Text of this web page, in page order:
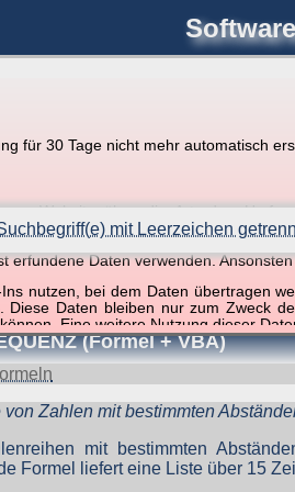
für 30 Tage nicht mehr automatisch
Website über die Art, den
Dabei geht es ausschließlich um die
so dass verschiedene
erfundene Daten verwenden.
nutzen, bei dem Daten übertragen
Diese Daten bleiben nur zum Zweck
Eine weitere Nutzung dieser
ernst und behandelt Ihre
dieser Webseite Änderungen an
wieder durchzulesen.
Daten” oder
Tipps zu Excel und VBA
mit Leerzeichen
(1 Treffer, 1 Begriff)
(Formel + VBA)
Zahlen mit bestimmten
mit bestimmten
Formel liefert eine Liste über 15